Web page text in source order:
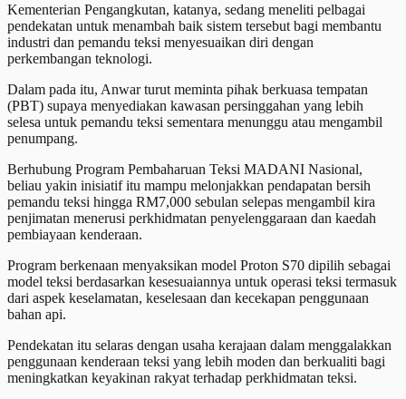
Kementerian Pengangkutan, katanya, sedang meneliti pelbagai
pendekatan untuk menambah baik sistem tersebut bagi membantu
industri dan pemandu teksi menyesuaikan diri dengan
perkembangan teknologi.
Dalam pada itu, Anwar turut meminta pihak berkuasa tempatan
(PBT) supaya menyediakan kawasan persinggahan yang lebih
selesa untuk pemandu teksi sementara menunggu atau mengambil
penumpang.
Berhubung Program Pembaharuan Teksi MADANI Nasional,
beliau yakin inisiatif itu mampu melonjakkan pendapatan bersih
pemandu teksi hingga RM7,000 sebulan selepas mengambil kira
penjimatan menerusi perkhidmatan penyelenggaraan dan kaedah
pembiayaan kenderaan.
Program berkenaan menyaksikan model Proton S70 dipilih sebagai
model teksi berdasarkan kesesuaiannya untuk operasi teksi termasuk
dari aspek keselamatan, keselesaan dan kecekapan penggunaan
bahan api.
Pendekatan itu selaras dengan usaha kerajaan dalam menggalakkan
penggunaan kenderaan teksi yang lebih moden dan berkualiti bagi
meningkatkan keyakinan rakyat terhadap perkhidmatan teksi.